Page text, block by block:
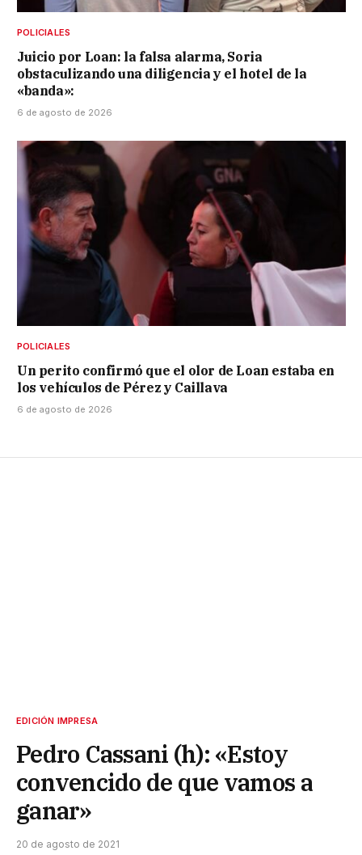
POLICIALES
Juicio por Loan: la falsa alarma, Soria
obstaculizando una diligencia y el hotel de la
«banda»:
6 de agosto de 2026
POLICIALES
Un perito confirmó que el olor de Loan estaba en
los vehículos de Pérez y Caillava
6 de agosto de 2026
EDICIÓN IMPRESA
Pedro Cassani (h): «Estoy
convencido de que vamos a
ganar»
20 de agosto de 2021